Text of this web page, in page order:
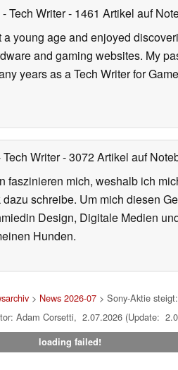
- Tech Writer- 1461 Artikel auf
young age and enjoyed
and gaming websites. My
years as a Tech Writer for
Tech Writer- 3072 Artikel auf
faszinieren mich, weshalb ich
schreibe. Um mich diesen
Design, Digitale Medien
Hunden.
> News 2026-07> Sony-Aktie
Adam Corsetti, 2.07.2026 (Update:
loading failed!